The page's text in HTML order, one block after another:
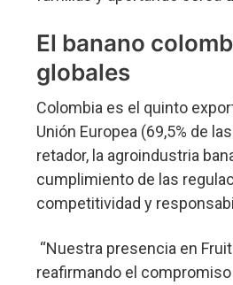
El banano
globales
Colombia es el quinto
Unión Europea (69,5% de
retador, la agroindustria
cumplimiento de las
competitividad y
“Nuestra presencia en
reafirmando el